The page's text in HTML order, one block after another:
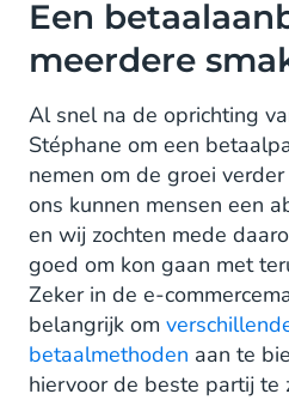
Een
meerdere
Al snel na de oprichting
Stéphane om een
nemen om de groei
ons kunnen mensen een
en wij zochten mede
goed om kon gaan met
Zeker in de e-
belangrijk om
betaalmethoden aan te
hiervoor de beste partij te